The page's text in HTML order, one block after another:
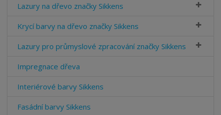
Lazury na dřevo značky Sikkens
Krycí barvy na dřevo značky Sikkens
Lazury pro průmyslové zpracování značky Sikkens
Impregnace dřeva
Interiérové barvy Sikkens
Fasádní barvy Sikkens